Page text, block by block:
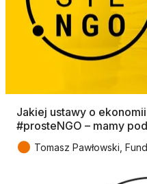
Jakiej ustawy o
#prosteNGO – mamy
● Tomasz Pawłowski,